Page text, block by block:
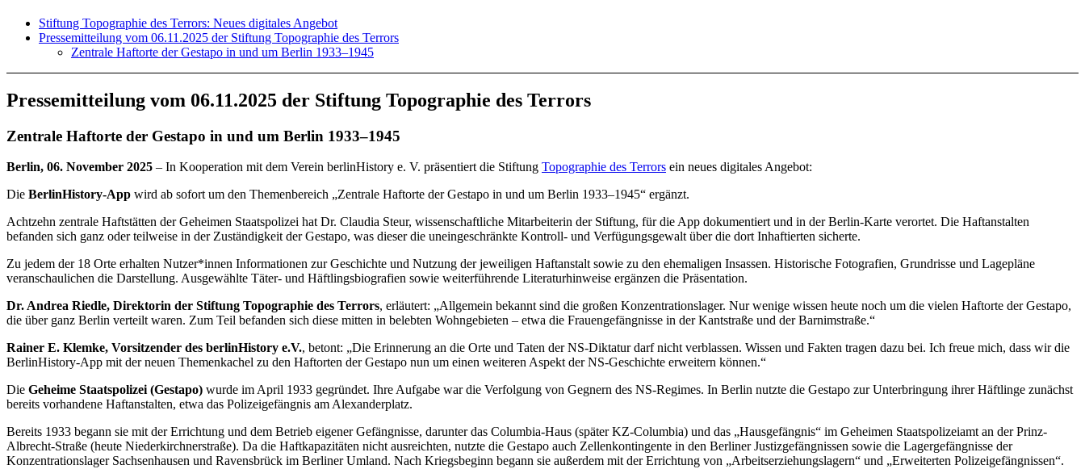
Stiftung Topographie des Terrors: Neues digitales Angebot
Pressemitteilung vom 06.11.2025 der Stiftung Topographie des Terrors
Zentrale Haftorte der Gestapo in und um Berlin 1933–1945
Pressemitteilung vom 06.11.2025 der Stiftung Topographie des Terrors
Zentrale Haftorte der Gestapo in und um Berlin 1933–1945
Berlin, 06. November 2025 – In Kooperation mit dem Verein berlinHistory e. V. präsentiert die Stiftung Topographie des Terrors ein neues digitales Angebot:
Die BerlinHistory-App wird ab sofort um den Themenbereich „Zentrale Haftorte der Gestapo in und um Berlin 1933–1945“ ergänzt.
Achtzehn zentrale Haftstätten der Geheimen Staatspolizei hat Dr. Claudia Steur, wissenschaftliche Mitarbeiterin der Stiftung, für die App dokumentiert und in der Berlin-Karte verortet. Die Haftanstalten
befanden sich ganz oder teilweise in der Zuständigkeit der Gestapo, was dieser die uneingeschränkte Kontroll- und Verfügungsgewalt über die dort Inhaftierten sicherte.
Zu jedem der 18 Orte erhalten Nutzer*innen Informationen zur Geschichte und Nutzung der jeweiligen Haftanstalt sowie zu den ehemaligen Insassen. Historische Fotografien, Grundrisse und Lagepläne
veranschaulichen die Darstellung. Ausgewählte Täter- und Häftlingsbiografien sowie weiterführende Literaturhinweise ergänzen die Präsentation.
Dr. Andrea Riedle, Direktorin der Stiftung Topographie des Terrors, erläutert: „Allgemein bekannt sind die großen Konzentrationslager. Nur wenige wissen heute noch um die vielen Haftorte der Gestapo,
die über ganz Berlin verteilt waren. Zum Teil befanden sich diese mitten in belebten Wohngebieten – etwa die Frauengefängnisse in der Kantstraße und der Barnimstraße.“
Rainer E. Klemke, Vorsitzender des berlinHistory e.V., betont: „Die Erinnerung an die Orte und Taten der NS-Diktatur darf nicht verblassen. Wissen und Fakten tragen dazu bei. Ich freue mich, dass wir die
BerlinHistory-App mit der neuen Themenkachel zu den Haftorten der Gestapo nun um einen weiteren Aspekt der NS-Geschichte erweitern können.“
Die Geheime Staatspolizei (Gestapo) wurde im April 1933 gegründet. Ihre Aufgabe war die Verfolgung von Gegnern des NS-Regimes. In Berlin nutzte die Gestapo zur Unterbringung ihrer Häftlinge zunächst
bereits vorhandene Haftanstalten, etwa das Polizeigefängnis am Alexanderplatz.
Bereits 1933 begann sie mit der Errichtung und dem Betrieb eigener Gefängnisse, darunter das Columbia-Haus (später KZ-Columbia) und das „Hausgefängnis“ im Geheimen Staatspolizeiamt an der Prinz-
Albrecht-Straße (heute Niederkirchnerstraße). Da die Haftkapazitäten nicht ausreichten, nutzte die Gestapo auch Zellenkontingente in den Berliner Justizgefängnissen sowie die Lagergefängnisse der
Konzentrationslager Sachsenhausen und Ravensbrück im Berliner Umland. Nach Kriegsbeginn begann sie außerdem mit der Errichtung von „Arbeitserziehungslagern“ und „Erweiterten Polizeigefängnissen“.